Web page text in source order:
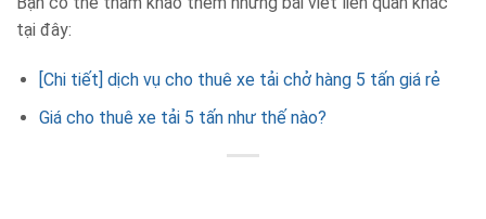
tại đây:
[Chi tiết] dịch vụ cho thuê xe tải chở hàng 5 tấn giá rẻ
Giá cho thuê xe tải 5 tấn như thế nào?